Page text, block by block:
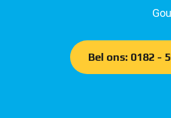
Bel ons: 0182 -